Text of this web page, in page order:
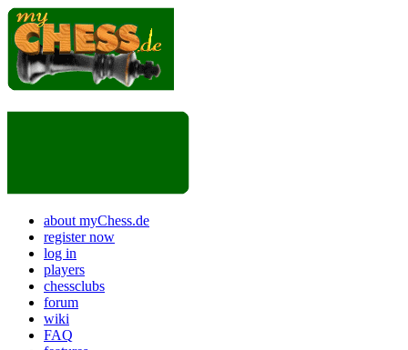
about myChess.de
register now
log in
players
chessclubs
forum
wiki
FAQ